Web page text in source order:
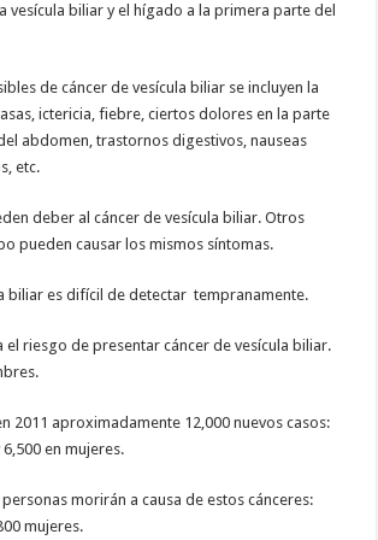
vesícula biliar y el hígado a la primera parte del
de cáncer de vesícula biliar se incluyen la
ictericia, fiebre, ciertos dolores en la parte
abdomen, trastornos digestivos, nauseas
etc.
deber al cáncer de vesícula biliar. Otros
pueden causar los mismos síntomas.
biliar es difícil de detectar tempranamente.
el riesgo de presentar cáncer de vesícula biliar.
2011 aproximadamente 12,000 nuevos casos:
en mujeres.
morirán a causa de estos cánceres:
mujeres.